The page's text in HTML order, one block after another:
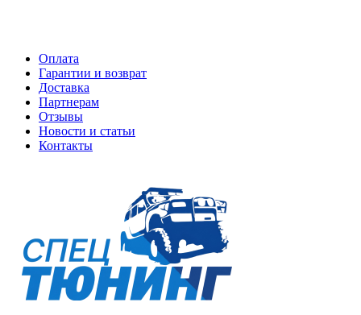
Оплата
Гарантии и возврат
Доставка
Партнерам
Отзывы
Новости и статьи
Контакты